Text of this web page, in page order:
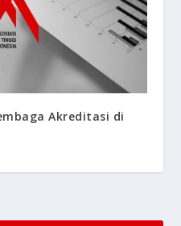
Akreditasi di